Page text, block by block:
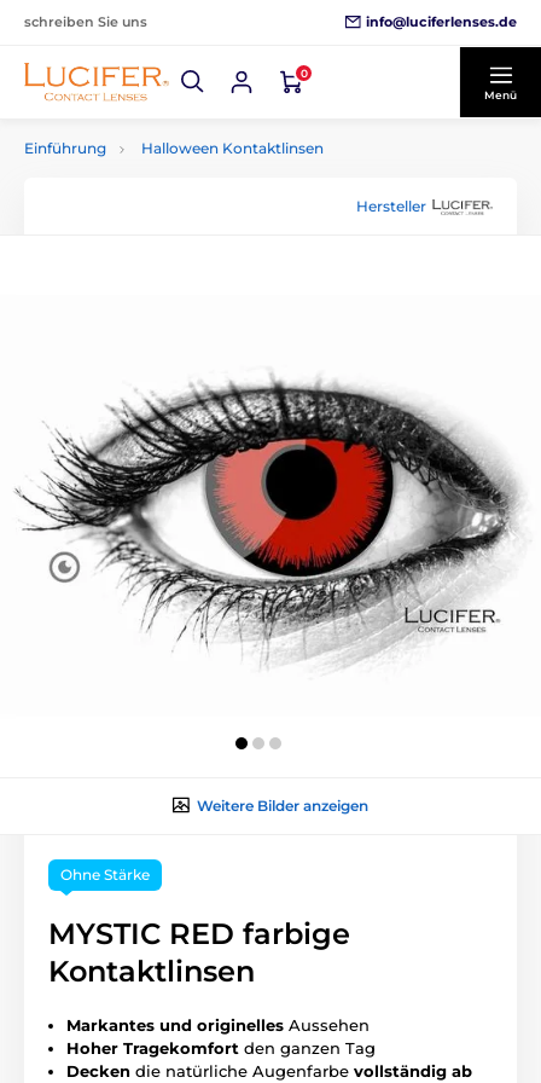
schreiben Sie uns info@luciferlenses.de
0
Menü
Einführung Halloween Kontaktlinsen
Hersteller
Weitere Bilder anzeigen
Ohne Stärke
MYSTIC RED farbige
Kontaktlinsen
Markantes und originelles Aussehen
Hoher Tragekomfort den ganzen Tag
Decken die natürliche Augenfarbe vollständig ab